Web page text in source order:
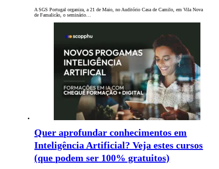
A SGS Portugal organiza, a 21 de Maio, no Auditório Casa de Camilo, em Vila Nova
de Famalicão, o seminário…
Quer aprofundar conhecimentos em
Inteligência Artificial? Veja estes cursos
(que podem ser 100% gratuitos)